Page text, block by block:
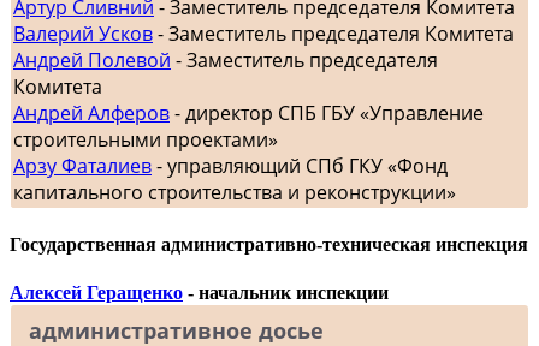
Артур Сливний - Заместитель председателя Комитета
Валерий Усков- Заместитель председателя Комитета
Андрей Полевой - Заместитель председателя
Комитета
Андрей Алферов- директор СПБ ГБУ «Управление
строительными проектами»
Арзу Фаталиев- управляющий СПб ГКУ «Фонд
капитального строительства и реконструкции»
Государственная административно-техническая инспекция
Алексей Геращенко - начальник инспекции
административное досье